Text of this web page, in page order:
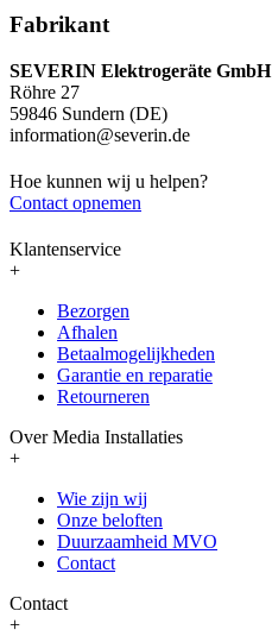
Fabrikant
SEVERIN Elektrogeräte GmbH
Röhre 27
59846 Sundern (DE)
information@severin.de
Hoe kunnen wij u helpen?
Contact opnemen
Klantenservice
+
Bezorgen
Afhalen
Betaalmogelijkheden
Garantie en reparatie
Retourneren
Over Media Installaties
+
Wie zijn wij
Onze beloften
Duurzaamheid MVO
Contact
Contact
+